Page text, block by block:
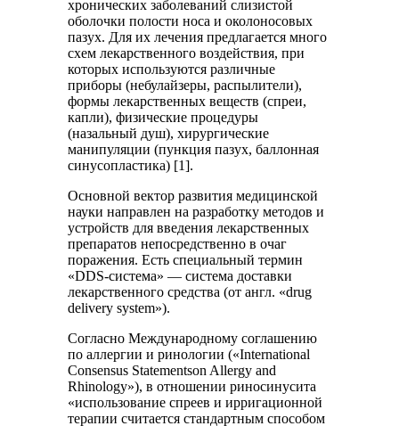
хронических заболеваний слизистой
оболочки полости носа и околоносовых
пазух. Для их лечения предлагается много
схем лекарственного воздействия, при
которых используются различные
приборы (небулайзеры, распылители),
формы лекарственных веществ (спреи,
капли), физические процедуры
(назальный душ), хирургические
манипуляции (пункция пазух, баллонная
синусопластика) [1].
Основной вектор развития медицинской
науки направлен на разработку методов и
устройств для введения лекарственных
препаратов непосредственно в очаг
поражения. Есть специальный термин
«DDS-система» — система доставки
лекарственного средства (от англ. «drug
delivery system»).
Согласно Международному соглашению
по аллергии и ринологии («International
Consensus Statementson Allergy and
Rhinology»), в отношении риносинусита
«использование спреев и ирригационной
терапии считается стандартным способом